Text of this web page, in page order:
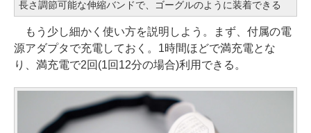
長さ調節可能な伸縮バンドで、ゴーグルのように装着できる
もう少し細かく使い方を説明しよう。まず、付属の電
源アダプタで充電しておく。1時間ほどで満充電とな
り、満充電で2回(1回12分の場合)利用できる。